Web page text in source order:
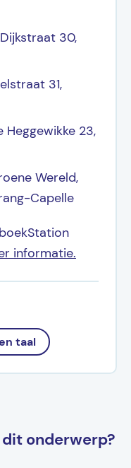
30,
31,
Heggewikke 23,
Wereld,
Capelle
informatie.
taal
onderwerp?